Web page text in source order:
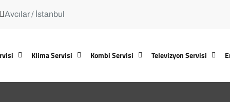
Avcılar / İstanbul
Klima Servisi Kombi Servisi Televizyon Servisi